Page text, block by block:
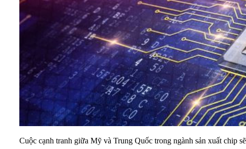
Cuộc cạnh tranh giữa Mỹ và Trung Quốc trong ngành sản xuất chip